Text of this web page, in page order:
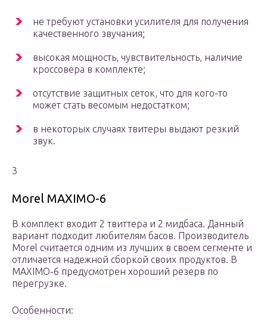
не требуют установки усилителя для получения
качественного звучания;
высокая мощность, чувствительность, наличие
кроссовера в комплекте;
отсутствие защитных сеток, что для кого-то
может стать весомым недостатком;
в некоторых случаях твитеры выдают резкий
звук.
3
Morel MAXIMO-6
В комплект входит 2 твиттера и 2 мидбаса. Данный
вариант подходит любителям басов. Производитель
Morel считается одним из лучших в своем сегменте и
отличается надежной сборкой своих продуктов. В
MAXIMO-6 предусмотрен хороший резерв по
перегрузке.
Особенности: